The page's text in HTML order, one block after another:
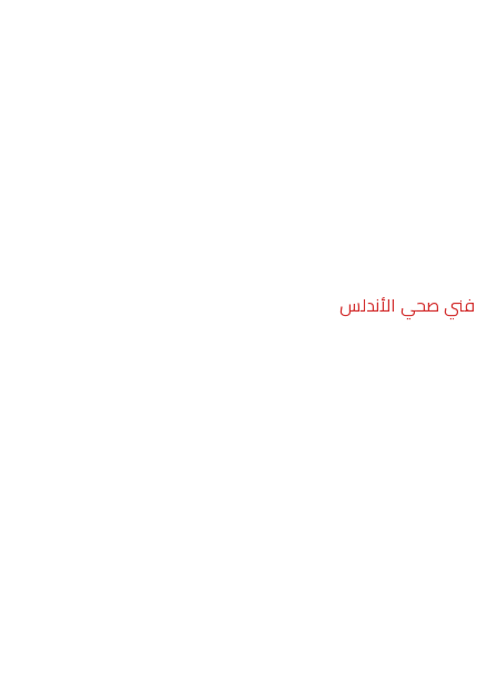
فني صحي الأندلس